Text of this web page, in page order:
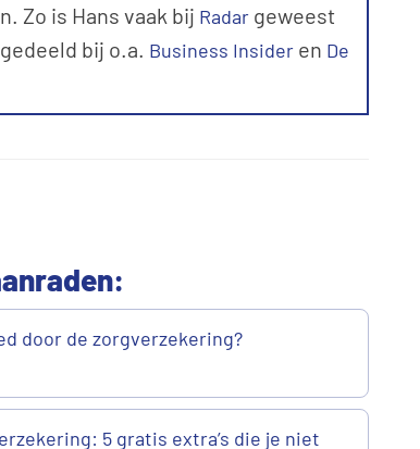
Zo is Hans vaak bij Radar geweest
bij o.a. Business Insider en De
door de zorgverzekering?
5 gratis extra’s die je niet